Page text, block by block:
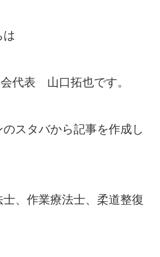
は
代表 山口拓也です。
スタバから記事を作成し
、作業療法士、柔道整復